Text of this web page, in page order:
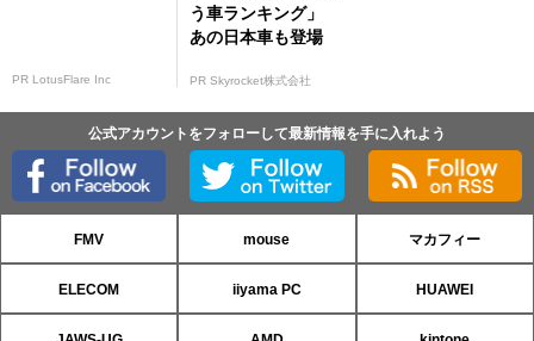
PR LotusFlare Inc
う車ランキング」
あの日本車も登場
PR Skyrocket株式会社
公式アカウントをフォローして最新情報を手に入れよう
FMV mouse マカフィー
ELECOM iiyama PC HUAWEI